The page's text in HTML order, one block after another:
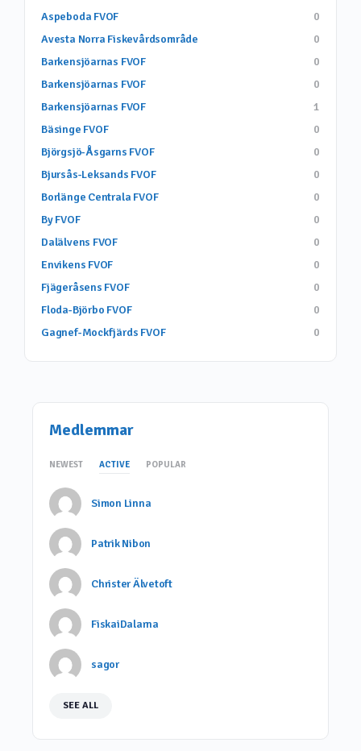
Aspeboda FVOF
0
Avesta Norra Fiskevårdsområde
0
Barkensjöarnas FVOF
0
Barkensjöarnas FVOF
0
Barkensjöarnas FVOF
1
Bäsinge FVOF
0
Björgsjö-Åsgarns FVOF
0
Bjursås-Leksands FVOF
0
Borlänge Centrala FVOF
0
By FVOF
0
Dalälvens FVOF
0
Envikens FVOF
0
Fjägeråsens FVOF
0
Floda-Björbo FVOF
0
Gagnef-Mockfjärds FVOF
0
Medlemmar
NEWEST ACTIVE POPULAR
Simon Linna
Patrik Nibon
Christer Älvetoft
FiskaiDalarna
sagor
SEE ALL